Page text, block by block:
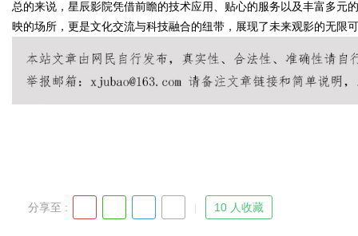
总的来说，星辰影院凭借前瞻的技术应用、贴心的服务以及丰富多元
映的场所，更是文化交流与科技融合的纽带，展现了未来观影的无限
分享至 : 10 人收藏